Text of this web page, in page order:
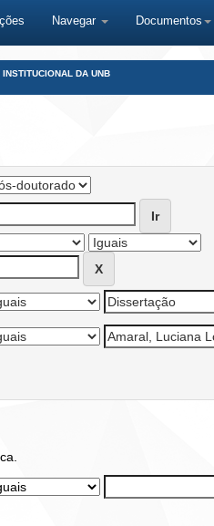
Navegar Documentos
DA UNB